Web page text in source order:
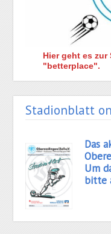
Hier geht es
"betterplace".
Stadionblatt
Das
Um
bitte